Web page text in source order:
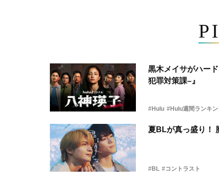
黒木メイサがハー
犯罪対策課–』
#Hulu #Hulu週間ランキン
夏BLが真っ盛り！
#BL #コントラスト